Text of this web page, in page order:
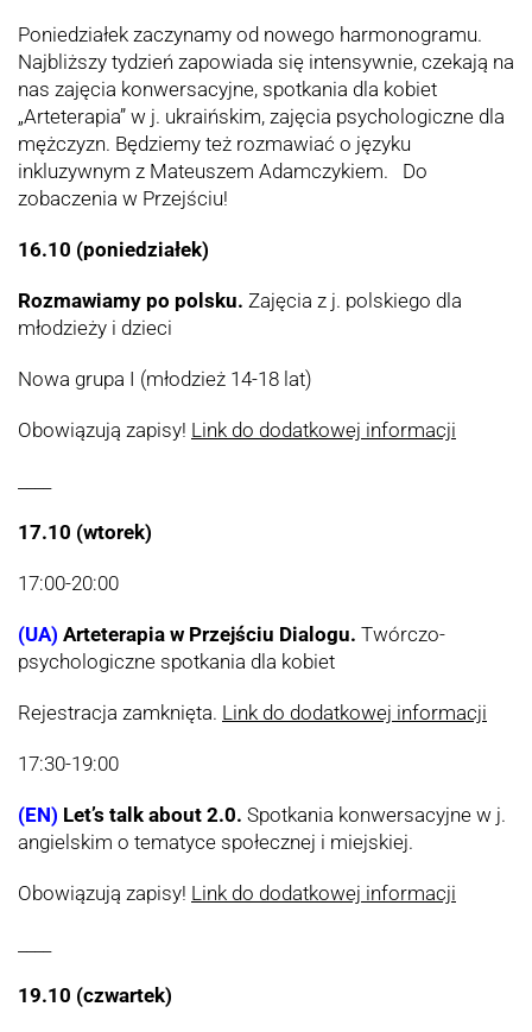
Poniedziałek zaczynamy od nowego harmonogramu.
Najbliższy tydzień zapowiada się intensywnie, czekają na
nas zajęcia konwersacyjne, spotkania dla kobiet
„Arteterapia” w j. ukraińskim, zajęcia psychologiczne dla
mężczyzn. Będziemy też rozmawiać o języku
inkluzywnym z Mateuszem Adamczykiem. Do
zobaczenia w Przejściu!
16.10 (poniedziałek)
Rozmawiamy po polsku. Zajęcia z j. polskiego dla
młodzieży i dzieci
Nowa grupa I (młodzież 14-18 lat)
Obowiązują zapisy! Link do dodatkowej informacji
17.10 (wtorek)
17:00-20:00
(UA) Arteterapia w Przejściu Dialogu. Twórczo-
psychologiczne spotkania dla kobiet
Rejestracja zamknięta. Link do dodatkowej informacji
17:30-19:00
(EN) Let’s talk about 2.0. Spotkania konwersacyjne w j.
angielskim o tematyce społecznej i miejskiej.
Obowiązują zapisy! Link do dodatkowej informacji
19.10 (czwartek)